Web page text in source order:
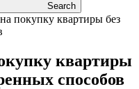
Search
покупку квартиры без
квартиры
способов